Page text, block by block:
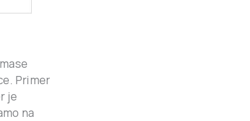
Primer
je
na